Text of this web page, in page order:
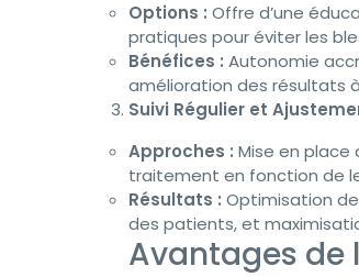
Options : Offre d’une
pratiques pour éviter les
Bénéfices : Autonomie
amélioration des résultats
Suivi Régulier et
Approches : Mise en place
traitement en fonction de
Résultats : Optimisation
des patients, et
Avantages de